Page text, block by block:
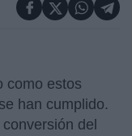
como estos
han cumplido.
del